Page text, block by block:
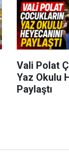
Vali Polat
Yaz Okulu
Paylaştı